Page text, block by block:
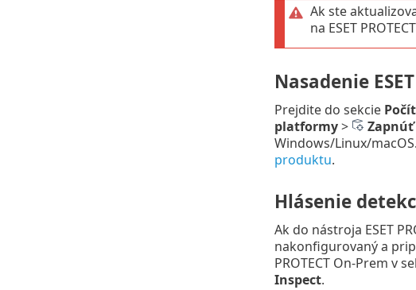
Ak ste
na ESET
Nasadenie
Prejdite do sekcie
platformy> Zapnúť
Windows/Linux/
produktu.
Hlásenie
Ak do nástroja ESET
nakonfigurovaný a
PROTECT On-Prem v
Inspect.